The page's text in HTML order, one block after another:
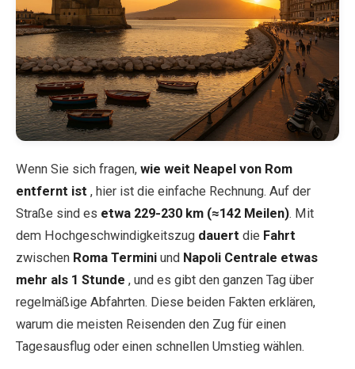
Posters
T-Shirts
Fridge Magnets
License Plates
Über uns
Wenn Sie sich fragen, wie weit Neapel von Rom
entfernt ist , hier ist die einfache Rechnung. Auf der
Straße sind es etwa 229-230 km (≈142 Meilen). Mit
dem Hochgeschwindigkeitszug dauert die Fahrt
zwischen Roma Termini und Napoli Centrale etwas
mehr als 1 Stunde , und es gibt den ganzen Tag über
regelmäßige Abfahrten. Diese beiden Fakten erklären,
warum die meisten Reisenden den Zug für einen
Tagesausflug oder einen schnellen Umstieg wählen.